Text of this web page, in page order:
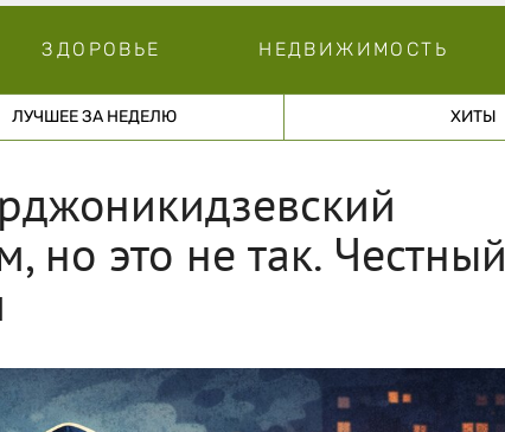
ЗДОРОВЬЕ НЕДВИЖИМОСТЬ
ЛУЧШЕЕ ЗА НЕДЕЛЮ ХИТЫ
но это не так. Честный